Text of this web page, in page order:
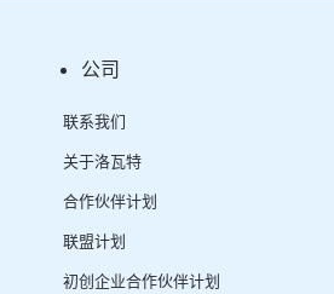
公司
联系我们
关于洛瓦特
合作伙伴计划
联盟计划
初创企业合作伙伴计划